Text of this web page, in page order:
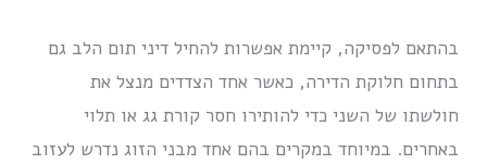
בהתאם לפסיקה, קיימת אפשרות להחיל דיני תום הלב גם
בתחום חלוקת הדירה, כאשר אחד הצדדים מנצל את
חולשתו של השני כדי להותירו חסר קורת גג או תלוי
באחרים. במיוחד במקרים בהם אחד מבני הזוג נדרש לעזוב